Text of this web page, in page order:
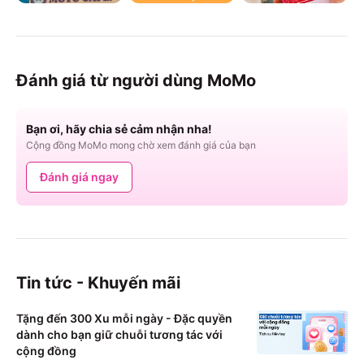
Đánh giá từ người dùng MoMo
Bạn ơi, hãy chia sẻ cảm nhận nha!
Cộng đồng MoMo mong chờ xem đánh giá của bạn
Đánh giá ngay
Tin tức - Khuyến mãi
Tặng đến 300 Xu mỗi ngày - Đặc quyền
dành cho bạn giữ chuỗi tương tác với
cộng đồng